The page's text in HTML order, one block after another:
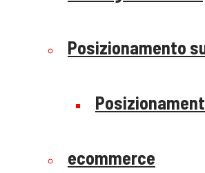
Posizionamento
ecommerce